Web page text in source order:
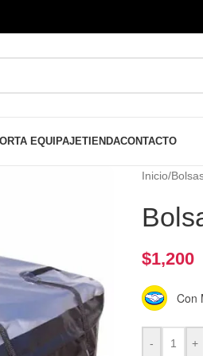
EQUIPAJETIENDACONTACTO
Inicio/
$1,200
Con
- +